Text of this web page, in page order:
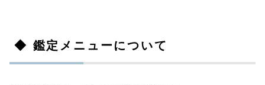
◆ 鑑定メニューについて